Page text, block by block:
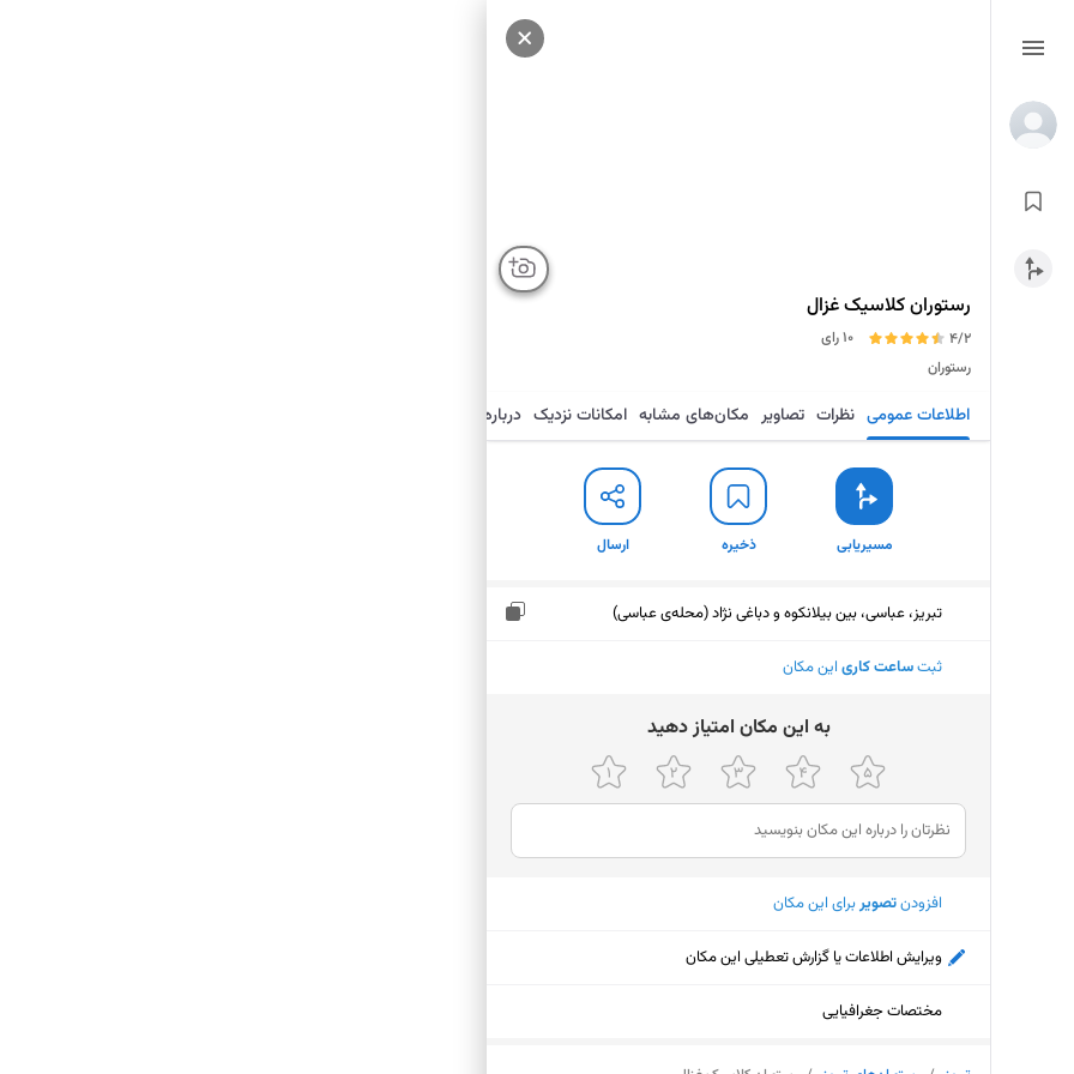
رستوران کلاسیک غزال
4/2
10 رای
رستوران
اطلاعات عمومی نظرات تصاویر مکان‌های مشابه امکانات نزدیک درباره
مسیریابی ذخیره ارسال
تبریز، عباسى، بین بیلانکوه و دباغی نژاد (محله‌ی عباسی)
ثبتساعت کاری این مکان
ﺑﻪ اﯾﻦ ﻣﮑﺎن اﻣﺘﯿﺎز دﻫﯿﺪ
افزودنتصویربرای این مکان
ویرایش اطلاعات یا گزارش تعطیلی این مکان
مختصات جغرافیایی